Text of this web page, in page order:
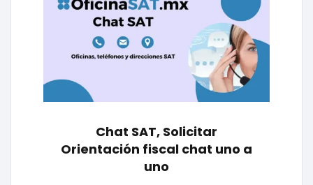
Chat SAT, Solicitar
Orientación fiscal chat uno a
uno